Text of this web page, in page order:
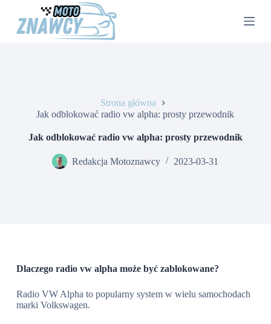
Strona główna
Jak odblokować radio vw alpha: prosty przewodnik
Jak odblokować radio vw alpha: prosty przewodnik
Redakcja Motoznawcy 2023-03-31
Dlaczego radio vw alpha może być zablokowane?
Radio VW Alpha to popularny system w wielu samochodach
marki Volkswagen.